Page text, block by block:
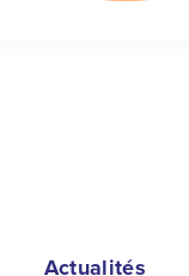
Actualités